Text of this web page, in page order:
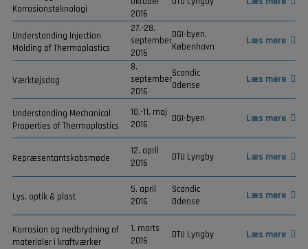
Korrosionsteknologi
2016
Understanding Injection
Molding of Thermoplastics
27.-28.
september
2016
DGI-byen,
København
Læs mere
Værktøjsdag
8.
september
2016
Scandic
Odense
Læs mere
Understanding Mechanical
Properties of Thermoplastics
10.-11. maj
2016
DGI-byen Læs mere
Repræsentantskabsmøde
12. april
2016
DTU Lyngby Læs mere
Lys, optik & plast
5. april
2016
Scandic
Odense
Læs mere
Korrosion og nedbrydning af
materialer i kraftværker
1. marts
2016
DTU Lyngby Læs mere